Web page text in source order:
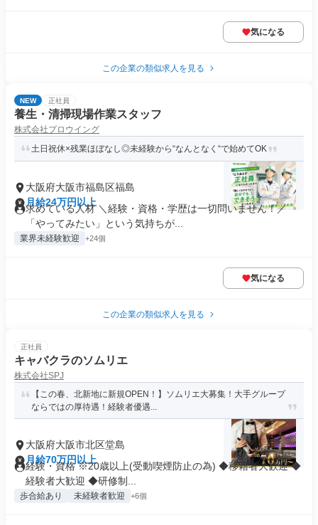
気になる
この企業の類似求人を見る
NEW 正社員
養生・清掃現場作業スタッフ
株式会社プロウイング
土日祝休×残業ほぼなし◎未経験から“なんとなく“で始めてOK
大阪府大阪市福島区福島
月給24万円以上
求めている人材 ＼経験・資格・学歴は一切問いません！／
「やってみたい」という気持ちが...
業界未経験歓迎 +24個
気になる
この企業の類似求人を見る
正社員
キャバクラのソムリエ
株式会社SPJ
【この春、北新地に新規OPEN！】ソムリエ大募集！大手グループ
ならではの厚待遇！経験者優遇...
大阪府大阪市北区堂島
月給70万円以上
経験・資格 ※20歳以上(受動喫煙防止の為) ◆移籍者大歓迎 ◆
経験者大歓迎 ◆研修制...
歩合給あり 未経験者歓迎 +6個